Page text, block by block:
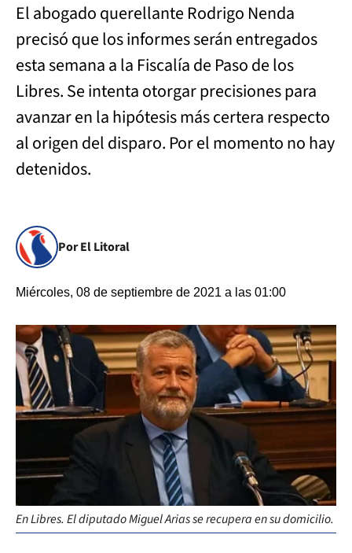
El abogado querellante Rodrigo Nenda
precisó que los informes serán entregados
esta semana a la Fiscalía de Paso de los
Libres. Se intenta otorgar precisiones para
avanzar en la hipótesis más certera respecto
al origen del disparo. Por el momento no hay
detenidos.
Por El Litoral
Miércoles, 08 de septiembre de 2021 a las 01:00
En Libres. El diputado Miguel Arias se recupera en su domicilio.